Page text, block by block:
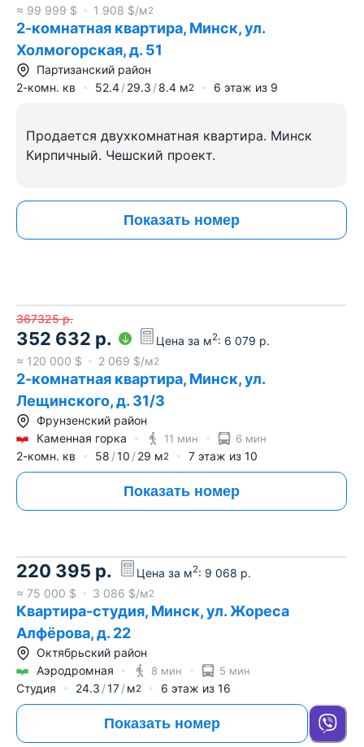
≈ 99 999 $ 1 908 $/м2
2-комнатная квартира, Минск, ул.
Холмогорская, д. 51
Партизанский район
2-комн. кв
52.4 29.3 8.4 м2 6 этаж из 9
Продается двухкомнатная квартира. Минск
Кирпичный. Чешский проект.
Показать номер
367325 р.
352 632 р. Цена за м2: 6 079 р.
≈ 120 000 $ 2 069 $/м2
2-комнатная квартира, Минск, ул.
Лещинского, д. 31/3
Фрунзенский район
Каменная горка
11 мин 6 мин
2-комн. кв 58 10 29 м2 7 этаж из 10
Показать номер
220 395 р. Цена за м2: 9 068 р.
≈ 75 000 $ 3 086 $/м2
Квартира-студия, Минск, ул. Жореса
Алфёрова, д. 22
Октябрьский район
Аэродромная
8 мин 5 мин
Студия 24.3 17 м2 6 этаж из 16
Показать номер